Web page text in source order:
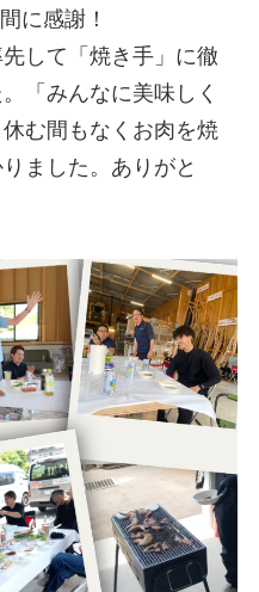
に感謝！
して「焼き⼿」に徹
「みんなに美味しく
む間もなくお⾁を焼
ました。ありがと